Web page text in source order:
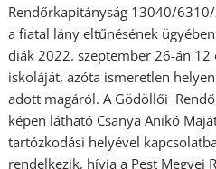
Rendőrkapitányság 13040/
a fiatal lány eltűnésének
diák 2022. szeptember 26-án
iskoláját, azóta ismeretlen
adott magáról. A Gödöllői
képen látható Csanya Anikó
tartózkodási helyével
rendelkezik, hívja a Pest Megyei